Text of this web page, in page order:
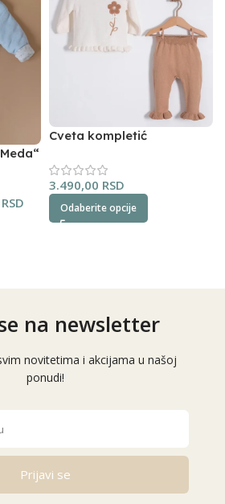
RSD
Cveta kompletić
3.490,00 RSD
Odaberite opcije
na newsletter
novitetima i akcijama u našoj
ponudi!
Prijavi se